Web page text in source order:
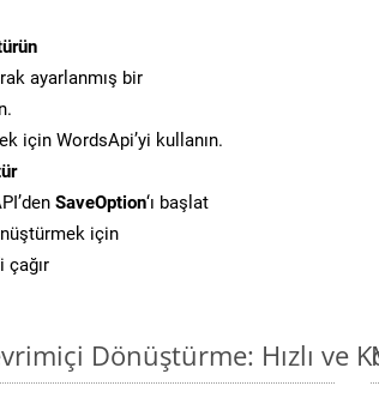
ayarlanmış bir
için WordsApi’yi kullanın.
SaveOption‘ı başlat
için
çağır
Dönüştürme: Hızlı ve